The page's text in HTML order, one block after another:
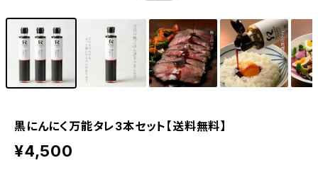
黒にんにく万能タレ3本セット【送料無料】
¥4,500